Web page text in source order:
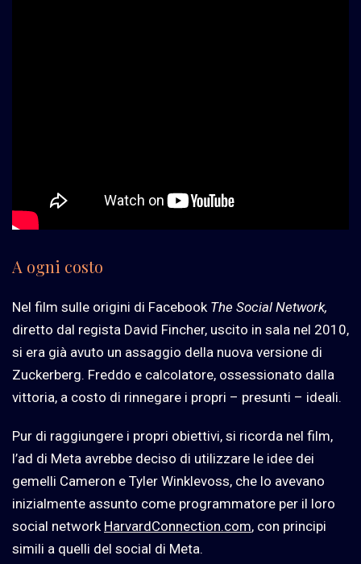
A ogni costo
Nel film sulle origini di Facebook The Social Network,
diretto dal regista David Fincher, uscito in sala nel 2010,
si era già avuto un assaggio della nuova versione di
Zuckerberg. Freddo e calcolatore, ossessionato dalla
vittoria, a costo di rinnegare i propri – presunti – ideali.
Pur di raggiungere i propri obiettivi, si ricorda nel film,
l’ad di Meta avrebbe deciso di utilizzare le idee dei
gemelli Cameron e Tyler Winklevoss, che lo avevano
inizialmente assunto come programmatore per il loro
social network HarvardConnection.com, con principi
simili a quelli del social di Meta.